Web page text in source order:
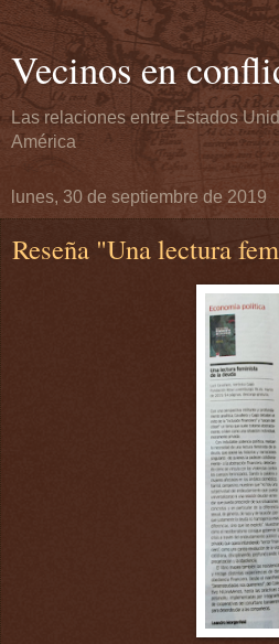
Vecinos en
Las relaciones entre Estados
América
lunes, 30 de septiembre de 2019
Reseña "Una lectura